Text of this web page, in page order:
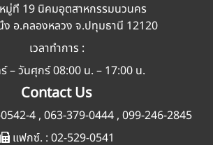
มู่ที่ 19 นิคมอุตสาหกรรมนวนคร
อ.คลองหลวง จ.ปทุมธานี 12120
เวลาทำการ :
– วันศุกร์ 08:00 น. – 17:00 น.
Contact Us
4, 063-379-0444, 099-246-2845
แฟกซ์. : 02-529-0541